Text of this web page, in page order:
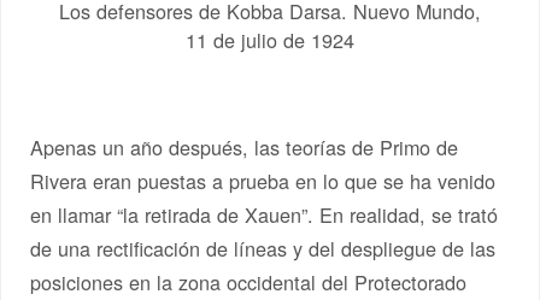
Los defensores de Kobba Darsa. Nuevo Mundo,
11 de julio de 1924
Apenas un año después, las teorías de Primo de
Rivera eran puestas a prueba en lo que se ha venido
en llamar “la retirada de Xauen”. En realidad, se trató
de una rectificación de líneas y del despliegue de las
posiciones en la zona occidental del Protectorado